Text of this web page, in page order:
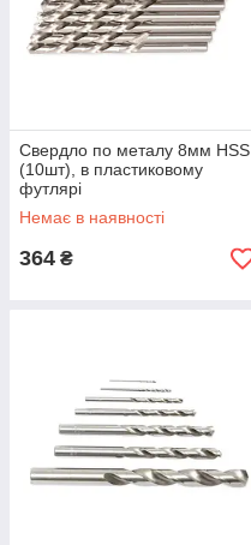
Свердло по металу 8мм HSS
(10шт), в пластиковому
футлярі
Немає в наявності
364 ₴